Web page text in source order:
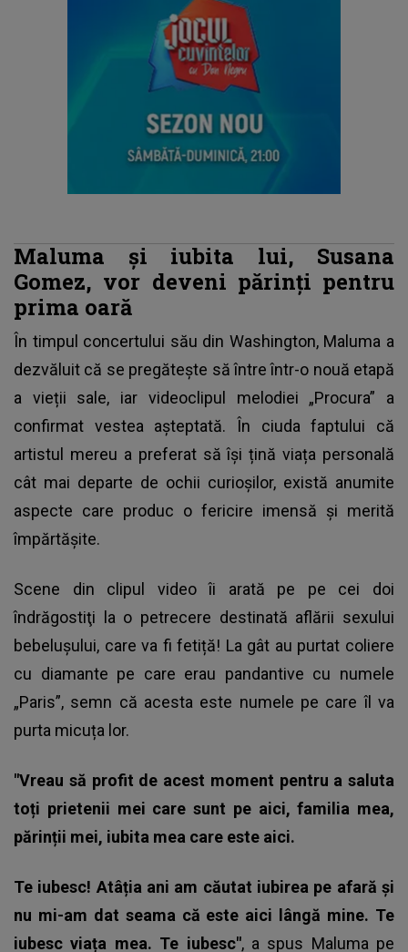
Maluma și iubita lui, Susana
Gomez, vor deveni părinți pentru
prima oară
În timpul concertului său din Washington, Maluma a
dezvăluit că se pregătește să între într-o nouă etapă
a vieții sale, iar videoclipul melodiei „Procura” a
confirmat vestea așteptată. În ciuda faptului că
artistul mereu a preferat să își țină viața personală
cât mai departe de ochii curioșilor, există anumite
aspecte care produc o fericire imensă și merită
împărtășite.
Scene din clipul video îi arată pe pe cei doi
îndrăgostiţi la o petrecere destinată aflării sexului
bebelușului, care va fi fetiță! La gât au purtat coliere
cu diamante pe care erau pandantive cu numele
„Paris”, semn că acesta este numele pe care îl va
purta micuța lor.
"Vreau să profit de acest moment pentru a saluta
toți prietenii mei care sunt pe aici, familia mea,
părinții mei, iubita mea care este aici.
Te iubesc! Atâția ani am căutat iubirea pe afară și
nu mi-am dat seama că este aici lângă mine. Te
iubesc viața mea. Te iubesc", a spus Maluma pe